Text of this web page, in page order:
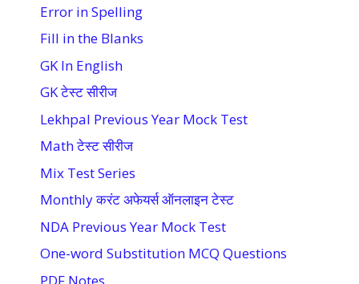
Error in Spelling
Fill in the Blanks
GK In English
GK टेस्ट सीरीज
Lekhpal Previous Year Mock Test
Math टेस्ट सीरीज
Mix Test Series
Monthly करंट अफेयर्स ऑनलाइन टेस्ट
NDA Previous Year Mock Test
One-word Substitution MCQ Questions